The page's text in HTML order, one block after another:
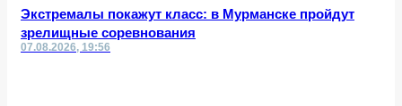
Экстремалы покажут класс: в Мурманске пройдут
зрелищные соревнования
07.08.2026, 19:56